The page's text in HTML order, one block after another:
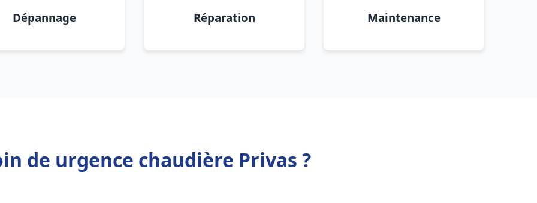
Dépannage Réparation Maintenance
de urgence chaudière Privas ?